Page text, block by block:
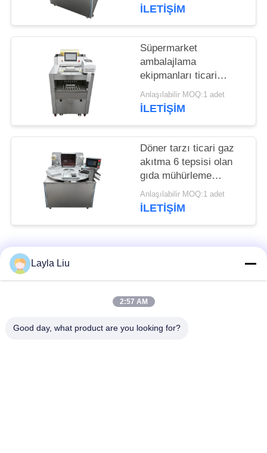
GIZLILIK
POLITIKASI
İLETIŞIM
Süpermarket
ambalajlama
ekipmanları ticari
meyve ve sebze yapısı
ve etiketleme
fonksiyonuna sahip
makinesi
Anlaşılabilir MOQ:1 adet
İLETIŞIM
Döner tarzı ticari gaz
akıtma 6 tepsisi olan
gıda mühürleme
paketleme makinesi
Anlaşılabilir MOQ:1 adet
İLETIŞIM
Popüler Kategoriler
meyve işleme
Layla Liu
2:57 AM
Good day, what product are you looking for?